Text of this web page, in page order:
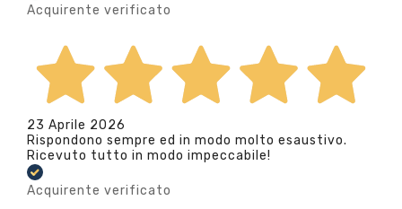
Acquirente verificato
23 Aprile 2026
Rispondono sempre ed in modo molto esaustivo.
Ricevuto tutto in modo impeccabile!
Acquirente verificato